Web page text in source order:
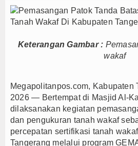
Pemkab Barito Utara Dalami Inovasi
Tantang Pemuda Majalengka : Mandiri
Warnai Paripurna APBD Majalengka,
Beberkan Hasil Paripurna APBD 2026,
Juara, Ateng Sutisna Ajak Bobotoh Tetap
Ajak Ribuan Bobotoh Doakan Persib
Dorong APPI Perkuat Pasar Produk
Utara Hadiri Rakor Pemerintahan Desa/
Pemkab Barito Utara Dalami Inovasi
Keterangan Gambar :
wakaf
Megapolitanpos.com, Kabupaten
2026 — Bertempat di Masjid Al-
dilaksanakan kegiatan
dan pengukuran tanah wakaf
percepatan sertifikasi tanah
Tangerang melalui program